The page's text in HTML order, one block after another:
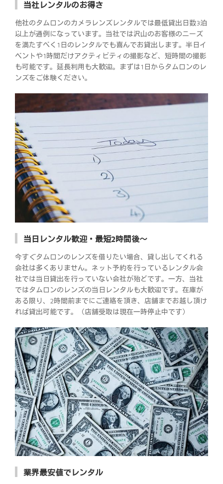
当社レンタルのお得さ
他社のタムロンのカメラレンズレンタルでは最低貸出日数3泊
以上が通例になっています。当社では沢山のお客様のニーズ
を満たすべく1日のレンタルでも喜んでお貸出します。半日イ
ベントや1時間だけアクティビティの撮影など、短時間の撮影
も可能です。延長利用も大歓迎。まずは1日からタムロンのレ
ンズをご体験ください。
当日レンタル歓迎・最短2時間後～
今すぐタムロンのレンズを借りたい場合、貸し出してくれる
会社は多くありません。ネット予約を行っているレンタル会
社では当日貸出を行っていない会社が殆どです。一方、当社
ではタムロンのレンズの当日レンタルも大歓迎です。在庫が
ある限り、2時間前までにご連絡を頂き、店舗までお越し頂け
れば貸出可能です。（店舗受取は現在一時停止中です）
業界最安値でレンタル